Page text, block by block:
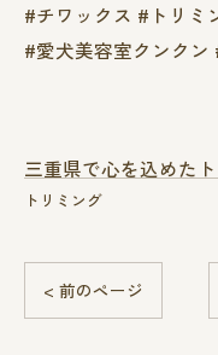
#チワックス #トリミ
#愛犬美容室クンク
三重県で心を込めた
トリミング
< 前のページ